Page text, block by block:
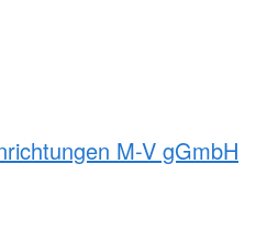
M-V gGmbH